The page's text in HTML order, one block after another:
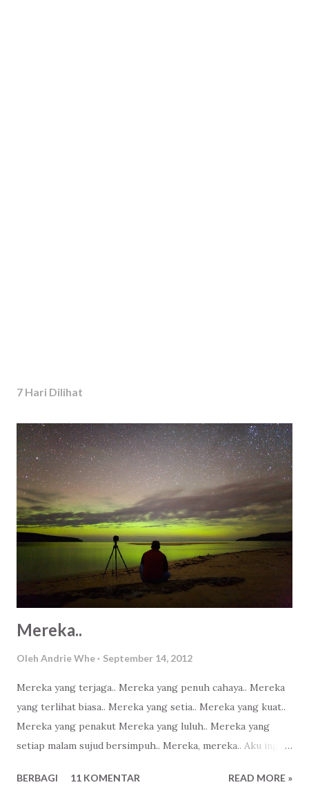
7 Hari Dilihat
Mereka..
Oleh Andrie Whe September 14, 2012
Mereka yang terjaga.. Mereka yang penuh cahaya.. Mereka
yang terlihat biasa.. Mereka yang setia.. Mereka yang kuat..
Mereka yang penakut Mereka yang luluh.. Mereka yang
setiap malam sujud bersimpuh.. Mereka, mereka.. Aku ingin
BERBAGI 11 KOMENTAR READ MORE »